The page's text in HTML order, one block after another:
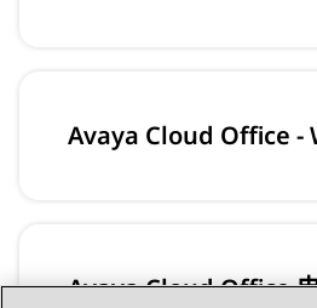
Avaya Cloud Office -
Avaya Cloud Office